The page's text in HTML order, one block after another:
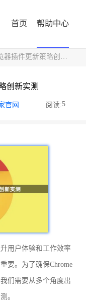
首页 帮助中心
插件更新策略创新实测
创新实测
官网 阅读:5
用户体验和工作效率
要。为了确保Chrome
们需要从多个角度出
。